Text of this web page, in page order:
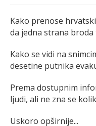
Kako prenose
da jedna strana broda
Kako se vidi na
desetine putnika
Prema dostupnim
ljudi, ali ne zna se
Uskoro opširnije...